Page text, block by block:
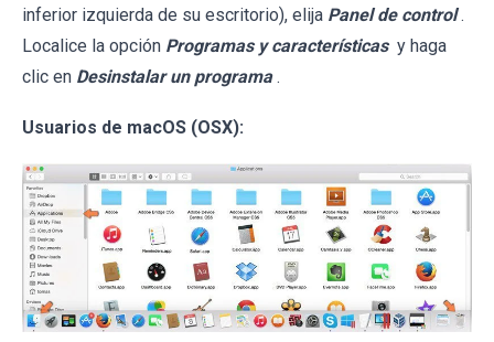
inferior izquierda de su escritorio), elija Panel de control .
Localice la opción Programas y características y haga
clic en Desinstalar un programa .
Usuarios de macOS (OSX):